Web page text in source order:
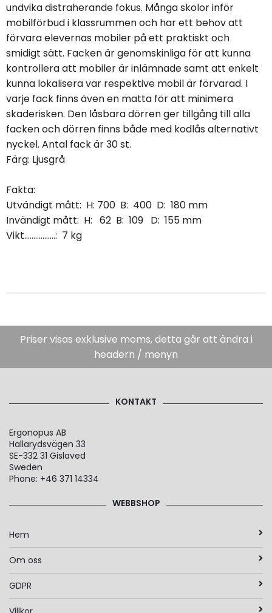
undvika distraherande fokus. Många skolor inför
mobilförbud i klassrummen och har ett behov att
förvara elevernas mobiler på ett praktiskt och
smidigt sätt. Facken är genomskinliga för att kunna
kontrollera att mobiler är inlämnade samt att enkelt
kunna lokalisera var respektive mobil är förvarad. I
varje fack finns även en matta för att minimera
skaderisken. Den låsbara dörren ger tillgång till alla
facken och dörren finns både med kodlås alternativt
nyckel. Antal fack är 30 st.
Färg: Ljusgrå
Fakta:
Utvändigt mått: H: 700 B: 400 D: 180 mm
Invändigt mått: H: 62 B: 109 D: 155 mm
Vikt.................: 7 kg
Priser visas exklusive moms, detta går att ändra i
headern / menyn
KONTAKT
Ergonopus AB
Hallarydsvägen 33
SE-332 31 Gislaved
Sweden
Phone: +46 371 14334
WEBBSHOP
Hem
Om oss
GDPR